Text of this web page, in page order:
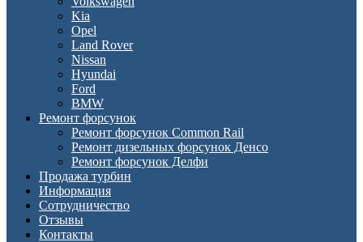
Kia
Opel
Land Rover
Nissan
Hyundai
Ford
BMW
Ремонт форсунок
Ремонт форсунок Common Rail
Ремонт дизельных форсунок Денсо
Ремонт форсунок Делфи
Продажа турбин
Информация
Сотрудничество
Отзывы
Контакты